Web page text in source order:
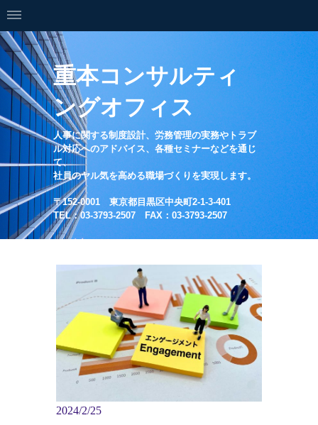
重本コンサルティ
ングオフィス
人事に関する制度設計、労務管理の実務やトラブ
ル対応へのアドバイス、各種セミナーなどを通じ
て、
社員のヤル気を高める職場づくりを実現します。
〒152-0001 東京都目黒区中央町2-1-3-401
TEL：03-3793-2507 FAX：03-3793-2507
2024/2/25